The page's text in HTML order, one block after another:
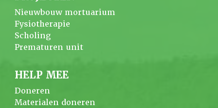
Nieuwbouw mortuarium
Fysiotherapie
Scholing
Prematuren unit
HELP MEE
Doneren
Materialen doneren